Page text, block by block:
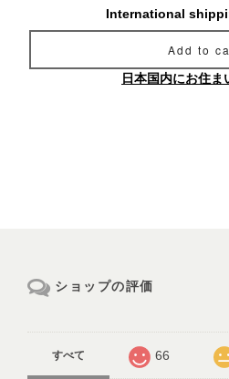
International
Add to
日本国内にお住ま
ショップの評価
すべて 66